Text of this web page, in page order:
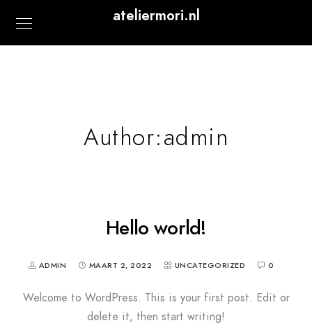
ateliermori.nl
Author:admin
Hello world!
ADMIN MAART 2, 2022 UNCATEGORIZED 0
Welcome to WordPress. This is your first post. Edit or
delete it, then start writing!